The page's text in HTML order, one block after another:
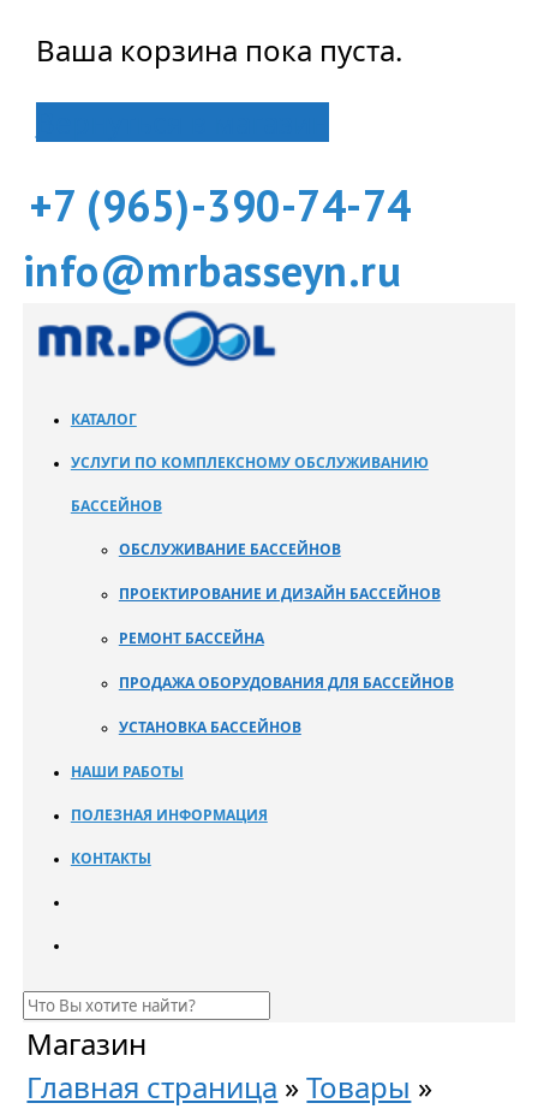
Ваша корзина пока пуста.
+7 (965)-390-74-74
info@mrbasseyn.ru
КАТАЛОГ
УСЛУГИ ПО КОМПЛЕКСНОМУ ОБСЛУЖИВАНИЮ
БАССЕЙНОВ
ОБСЛУЖИВАНИЕ БАССЕЙНОВ
ПРОЕКТИРОВАНИЕ И ДИЗАЙН БАССЕЙНОВ
РЕМОНТ БАССЕЙНА
ПРОДАЖА ОБОРУДОВАНИЯ ДЛЯ БАССЕЙНОВ
УСТАНОВКА БАССЕЙНОВ
НАШИ РАБОТЫ
ПОЛЕЗНАЯ ИНФОРМАЦИЯ
КОНТАКТЫ
Магазин
Главная страница »Товары »